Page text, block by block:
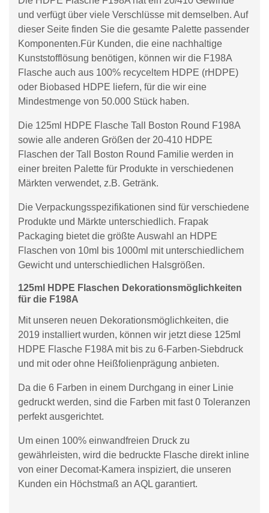
und verfügt über viele Verschlüsse mit demselben. Auf
dieser Seite finden Sie die gesamte Palette passender
Komponenten.Für Kunden, die eine nachhaltige
Kunststofflösung benötigen, können wir die F198A
Flasche auch aus 100% recyceltem HDPE (rHDPE)
oder Biobased HDPE liefern, für die wir eine
Mindestmenge von 50.000 Stück haben.
Die 125ml HDPE Flasche Tall Boston Round F198A
sowie alle anderen Größen der 20-410 HDPE
Flaschen der Tall Boston Round Familie werden in
einer breiten Palette für Produkte in verschiedenen
Märkten verwendet, z.B. Getränk.
Die Verpackungsspezifikationen sind für verschiedene
Produkte und Märkte unterschiedlich. Frapak
Packaging bietet die größte Auswahl an HDPE
Flaschen von 10ml bis 1000ml mit unterschiedlichem
Gewicht und unterschiedlichen Halsgrößen.
125ml HDPE Flaschen Dekorationsmöglichkeiten
für die F198A
Mit unseren neuen Dekorationsmöglichkeiten, die
2019 installiert wurden, können wir jetzt diese 125ml
HDPE Flasche F198A mit bis zu 6-Farben-Siebdruck
und mit oder ohne Heißfolienprägung anbieten.
Da die 6 Farben in einem Durchgang in einer Linie
gedruckt werden, sind die Farben mit fast 0 Toleranzen
perfekt ausgerichtet.
Um einen 100% einwandfreien Druck zu
gewährleisten, wird die bedruckte Flasche direkt inline
von einer Decomat-Kamera inspiziert, die unseren
Kunden ein Höchstmaß an AQL garantiert.